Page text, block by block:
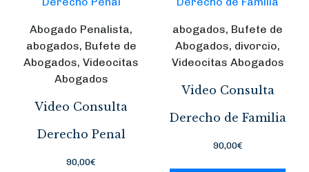
Abogado Penalista,
abogados, Bufete de
Abogados, Videocitas
Abogados
Video Consulta
Derecho Penal
90,00€
abogados, Bufete de
Abogados, divorcio,
Videocitas Abogados
Video Consulta
Derecho de Familia
90,00€